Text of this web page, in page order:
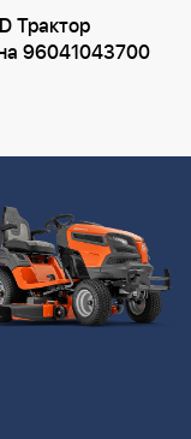
Трактор
96041043700